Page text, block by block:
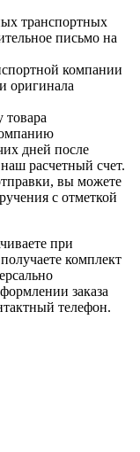
транспортных
письмо на
компании
оригинала
товара
дней после
расчетный счет.
вы можете
с отметкой
при
комплект
заказа
телефон.